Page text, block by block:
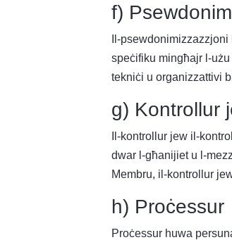
f)
Il-
speċifiku mingħajr l-
tekniċi u organizzattivi
g) Kontrollur
Il-kontrollur jew il-
dwar l-għanijiet u l-
Membru, il-kontrollur
h) Proċessur
Proċessur huwa